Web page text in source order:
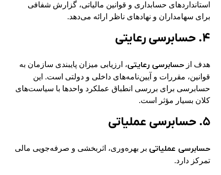
استانداردهای حسابداری و قوانین مالیاتی، گزارش شفافی
برای سهامداران و نهادهای ناظر ارائه می‌دهد.
۴. حسابرسی رعایتی
هدف ازحسابرسی رعایتی، ارزیابی میزان پایبندی سازمان به
قوانین، مقررات و آیین‌نامه‌های داخلی و دولتی است. این
حسابرسی برای بررسی انطباق عملکرد واحدها با سیاست‌های
کلان بسیار مؤثر است.
۵. حسابرسی عملیاتی
حسابرسی عملیاتی بر بهره‌وری، اثربخشی و صرفه‌جویی مالی
تمرکز دارد.